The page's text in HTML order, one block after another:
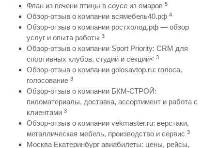
Флан из печени птицы в соусе из омаров 5
Обзор-отзыв о компании всямебель40.рф 4
Обзор-отзыв о компании ростхолод.рф — обзор
услуг и опыта работы 3
Обзор-отзыв о компании Sport Priority: CRM для
спортивных клубов, студий и секций< 3
Обзор-отзыв о компании golosavtop.ru: голоса,
голосование 3
Обзор-отзыв о компании БКМ-СТРОЙ:
пиломатериалы, доставка, ассортимент и работа с
клиентами 3
Обзор-отзыв о компании vekmaster.ru: верстаки,
металлическая мебель, производство и сервис 3
Москва Екатеринбург авиабилеты: цены, рейсы,